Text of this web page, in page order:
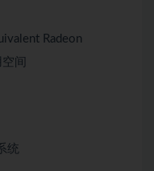
Radeon
间
统